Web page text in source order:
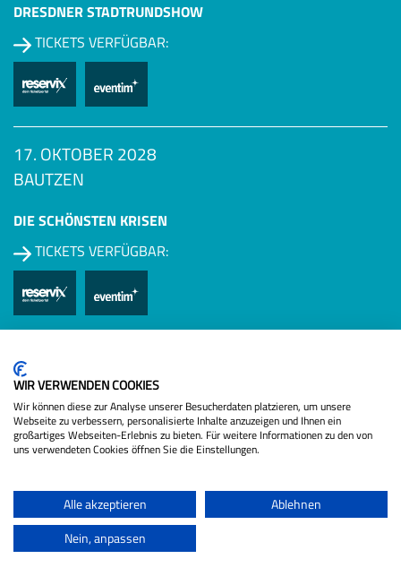
DRESDNER STADTRUNDSHOW
TICKETS VERFÜGBAR:
17. OKTOBER 2028
BAUTZEN
DIE SCHÖNSTEN KRISEN
TICKETS VERFÜGBAR:
18. OKTOBER 2028
GERA
DIE SCHÖNSTEN KRISEN
TICKETS VERFÜGBAR:
WIR VERWENDEN COOKIES
Wir können diese zur Analyse unserer Besucherdaten platzieren, um unsere
Webseite zu verbessern, personalisierte Inhalte anzuzeigen und Ihnen ein
großartiges Webseiten-Erlebnis zu bieten. Für weitere Informationen zu den von
uns verwendeten Cookies öffnen Sie die Einstellungen.
Alle akzeptieren
Ablehnen
Nein, anpassen